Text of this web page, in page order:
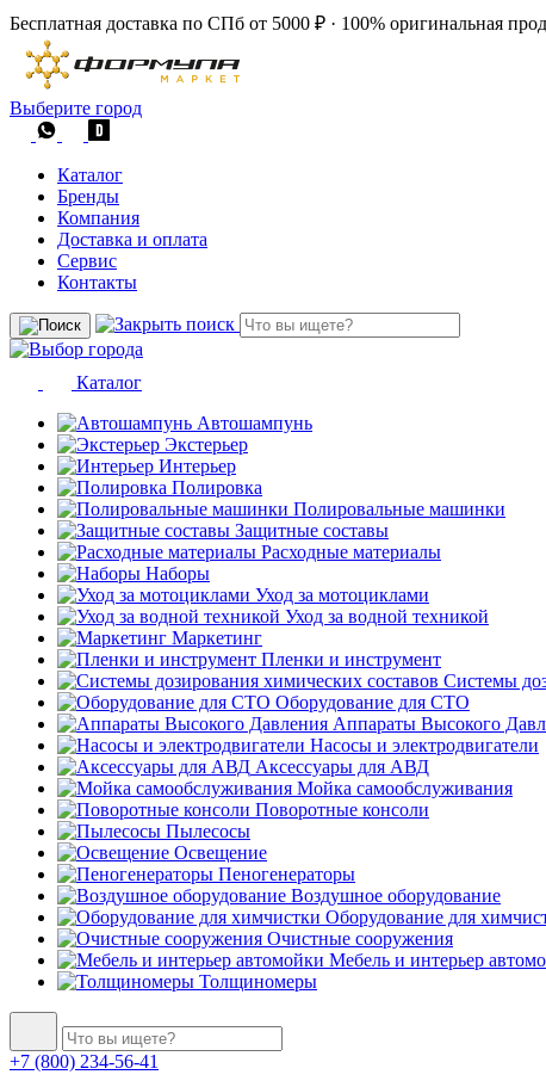
Бесплатная доставка по СПб от 5000 ₽ · 100% оригинальная
Выберите город
Каталог
Бренды
Компания
Доставка и оплата
Сервис
Контакты
Каталог
Автошампунь
Экстерьер
Интерьер
Полировка
Полировальные машинки
Защитные составы
Расходные материалы
Наборы
Уход за мотоциклами
Уход за водной техникой
Маркетинг
Пленки и инструмент
Системы
Оборудование для СТО
Аппараты Высокого
Насосы и электродвигатели
Аксессуары для АВД
Мойка самообслуживания
Поворотные консоли
Пылесосы
Освещение
Пеногенераторы
Воздушное оборудование
Оборудование для
Очистные сооружения
Мебель и интерьер
Толщиномеры
+7 (800) 234-56-41